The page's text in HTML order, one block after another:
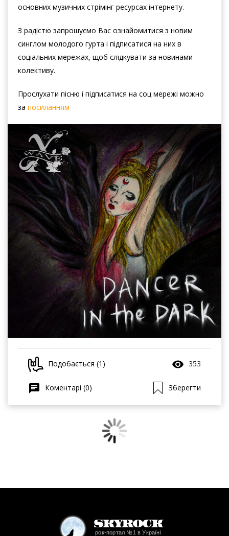
основних музичних стрімінг ресурсах інтернету.
З радістю запрошуємо Вас ознайомитися з новим
синглом молодого гурта і підписатися на них в
соціальних мережах, щоб слідкувати за новинами
колективу.
Прослухати пісню і підписатися на соц мережі можно
за посиланням
Подобається (1) 353
Коментарі (0) Зберегти
SkyRock
рок-портал №1 в Україні